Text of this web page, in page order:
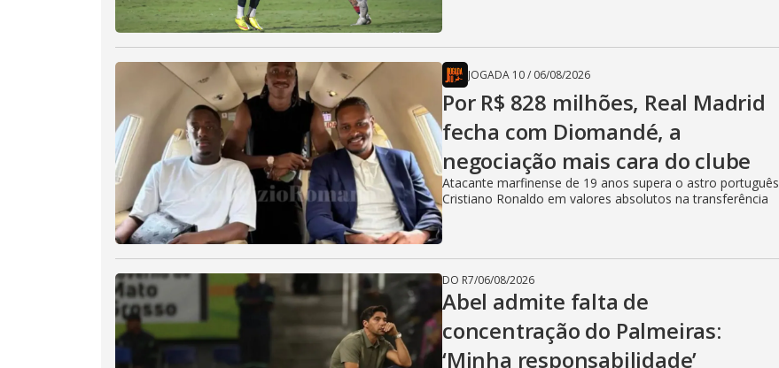
JOGADA 10/ 06/08/2026
Por R$ 828 milhões, Real Madrid
fecha com Diomandé, a
negociação mais cara do clube
Atacante marfinense de 19 anos supera o astro português
Cristiano Ronaldo em valores absolutos na transferência
DO R7/06/08/2026
Abel admite falta de
concentração do Palmeiras:
‘Minha responsabilidade’